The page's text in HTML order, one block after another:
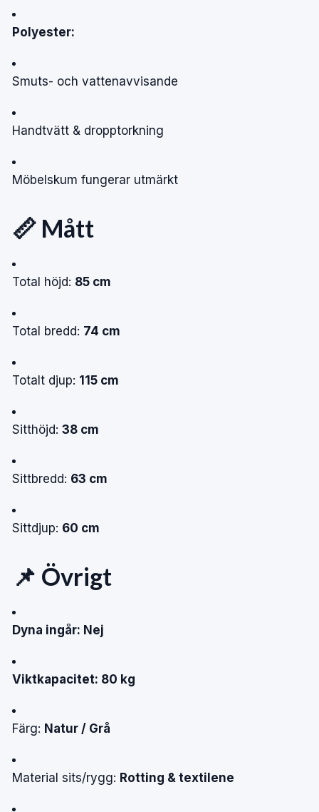
Polyester:
Smuts- och vattenavvisande
Handtvätt & dropptorkning
Möbelskum fungerar utmärkt
📏 Mått
Total höjd: 85 cm
Total bredd: 74 cm
Totalt djup: 115 cm
Sitthöjd: 38 cm
Sittbredd: 63 cm
Sittdjup: 60 cm
📌 Övrigt
Dyna ingår: Nej
Viktkapacitet: 80 kg
Färg: Natur / Grå
Material sits/rygg: Rotting & textilene